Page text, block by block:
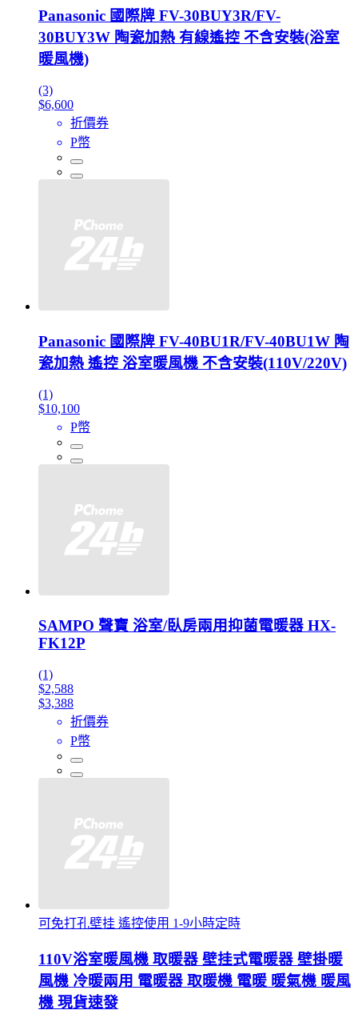
Panasonic 國際牌 FV-30BUY3R/FV-
30BUY3W 陶瓷加熱 有線遙控 不含安裝(浴室
暖風機)
(3)
$6,600
折價券
P幣
Panasonic 國際牌 FV-40BU1R/FV-40BU1W 陶
瓷加熱 遙控 浴室暖風機 不含安裝(110V/220V)
(1)
$10,100
P幣
SAMPO 聲寶 浴室/臥房兩用抑菌電暖器 HX-
FK12P
(1)
$2,588
$3,388
折價券
P幣
可免打孔壁挂 遙控使用 1-9小時定時
110V浴室暖風機 取暖器 壁挂式電暖器 壁掛暖
風機 冷暖兩用 電暖器 取暖機 電暖 暖氣機 暖風
機 現貨速發